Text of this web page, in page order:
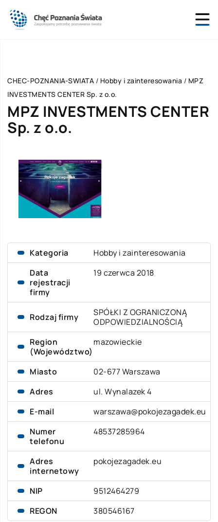
CHEC-POZNANIA-SWIATA / Hobby i zainteresowania / MPZ
INVESTMENTS CENTER Sp. z o.o.
MPZ INVESTMENTS CENTER
Sp. z o.o.
Kategoria
Hobby i zainteresowania
Data
rejestracji
firmy
19 czerwca 2018
Rodzaj firmy
SPÓŁKI Z OGRANICZONĄ
ODPOWIEDZIALNOŚCIĄ
Region
(Województwo)
mazowieckie
Miasto
02-677 Warszawa
Adres
ul. Wynalazek 4
E-mail
warszawa@pokojezagadek.eu
Numer
telefonu
48537285964
Adres
internetowy
pokojezagadek.eu
NIP
9512464279
REGON
380546167